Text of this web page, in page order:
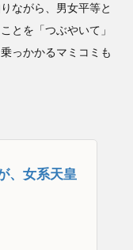
ながら、男女平等と
とを「つぶやいて」
っかかるマミコミも
、女系天皇